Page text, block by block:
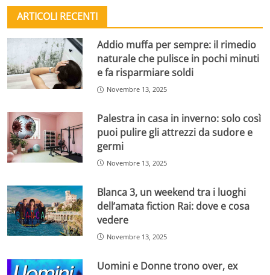
ARTICOLI RECENTI
Addio muffa per sempre: il rimedio
naturale che pulisce in pochi minuti
e fa risparmiare soldi
Novembre 13, 2025
Palestra in casa in inverno: solo così
puoi pulire gli attrezzi da sudore e
germi
Novembre 13, 2025
Blanca 3, un weekend tra i luoghi
dell’amata fiction Rai: dove e cosa
vedere
Novembre 13, 2025
Uomini e Donne trono over, ex